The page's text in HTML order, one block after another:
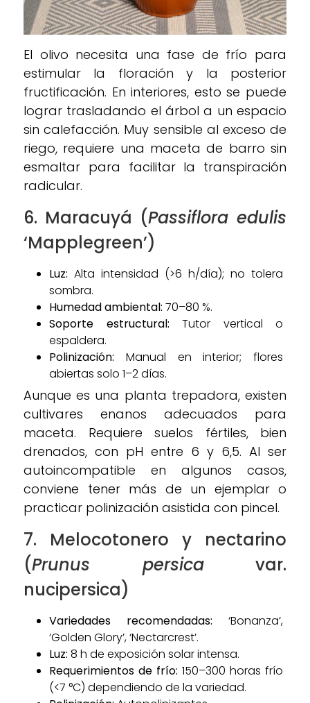
El olivo necesita una fase de frío para
estimular la floración y la posterior
fructificación. En interiores, esto se puede
lograr trasladando el árbol a un espacio
sin calefacción. Muy sensible al exceso de
riego, requiere una maceta de barro sin
esmaltar para facilitar la transpiración
radicular.
6. Maracuyá (Passiflora edulis
‘Mapplegreen’)
Luz: Alta intensidad (>6 h/día); no tolera
sombra.
Humedad ambiental: 70–80 %.
Soporte estructural: Tutor vertical o
espaldera.
Polinización: Manual en interior; flores
abiertas solo 1–2 días.
Aunque es una planta trepadora, existen
cultivares enanos adecuados para
maceta. Requiere suelos fértiles, bien
drenados, con pH entre 6 y 6,5. Al ser
autoincompatible en algunos casos,
conviene tener más de un ejemplar o
practicar polinización asistida con pincel.
7. Melocotonero y nectarino
(Prunus persicavar.
nucipersica)
Variedades recomendadas: ‘Bonanza’,
‘Golden Glory’, ‘Nectarcrest’.
Luz: 8 h de exposición solar intensa.
Requerimientos de frío: 150–300 horas frío
(<7 °C) dependiendo de la variedad.